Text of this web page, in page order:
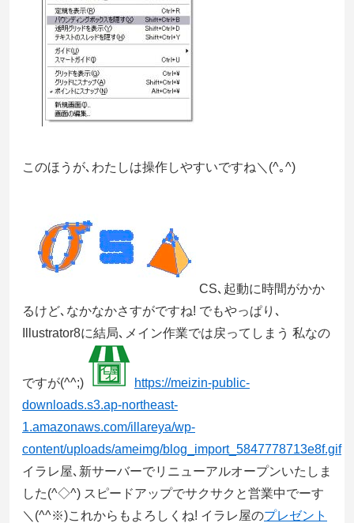
このほうが､わたしは操作しやすいですね＼(^｡^)
CS､起動に時間がかか
るけど､なかなかさすがですね! でもやっぱり､
Illustrator8に結局､メイン作業では戻ってしまう 私なの
ですが(^^;)
https://meizin-public-
downloads.s3.ap-northeast-
1.amazonaws.com/illareya/wp-
content/uploads/ameimg/blog_import_5847778713e8f.gif
イラレ屋､新サーバーでリニューアルオープンいたしま
した(^◇^) スピードアップでサクサクと営業中でーす
＼(^^※)これからもよろしくね! イラレ屋のプレゼント